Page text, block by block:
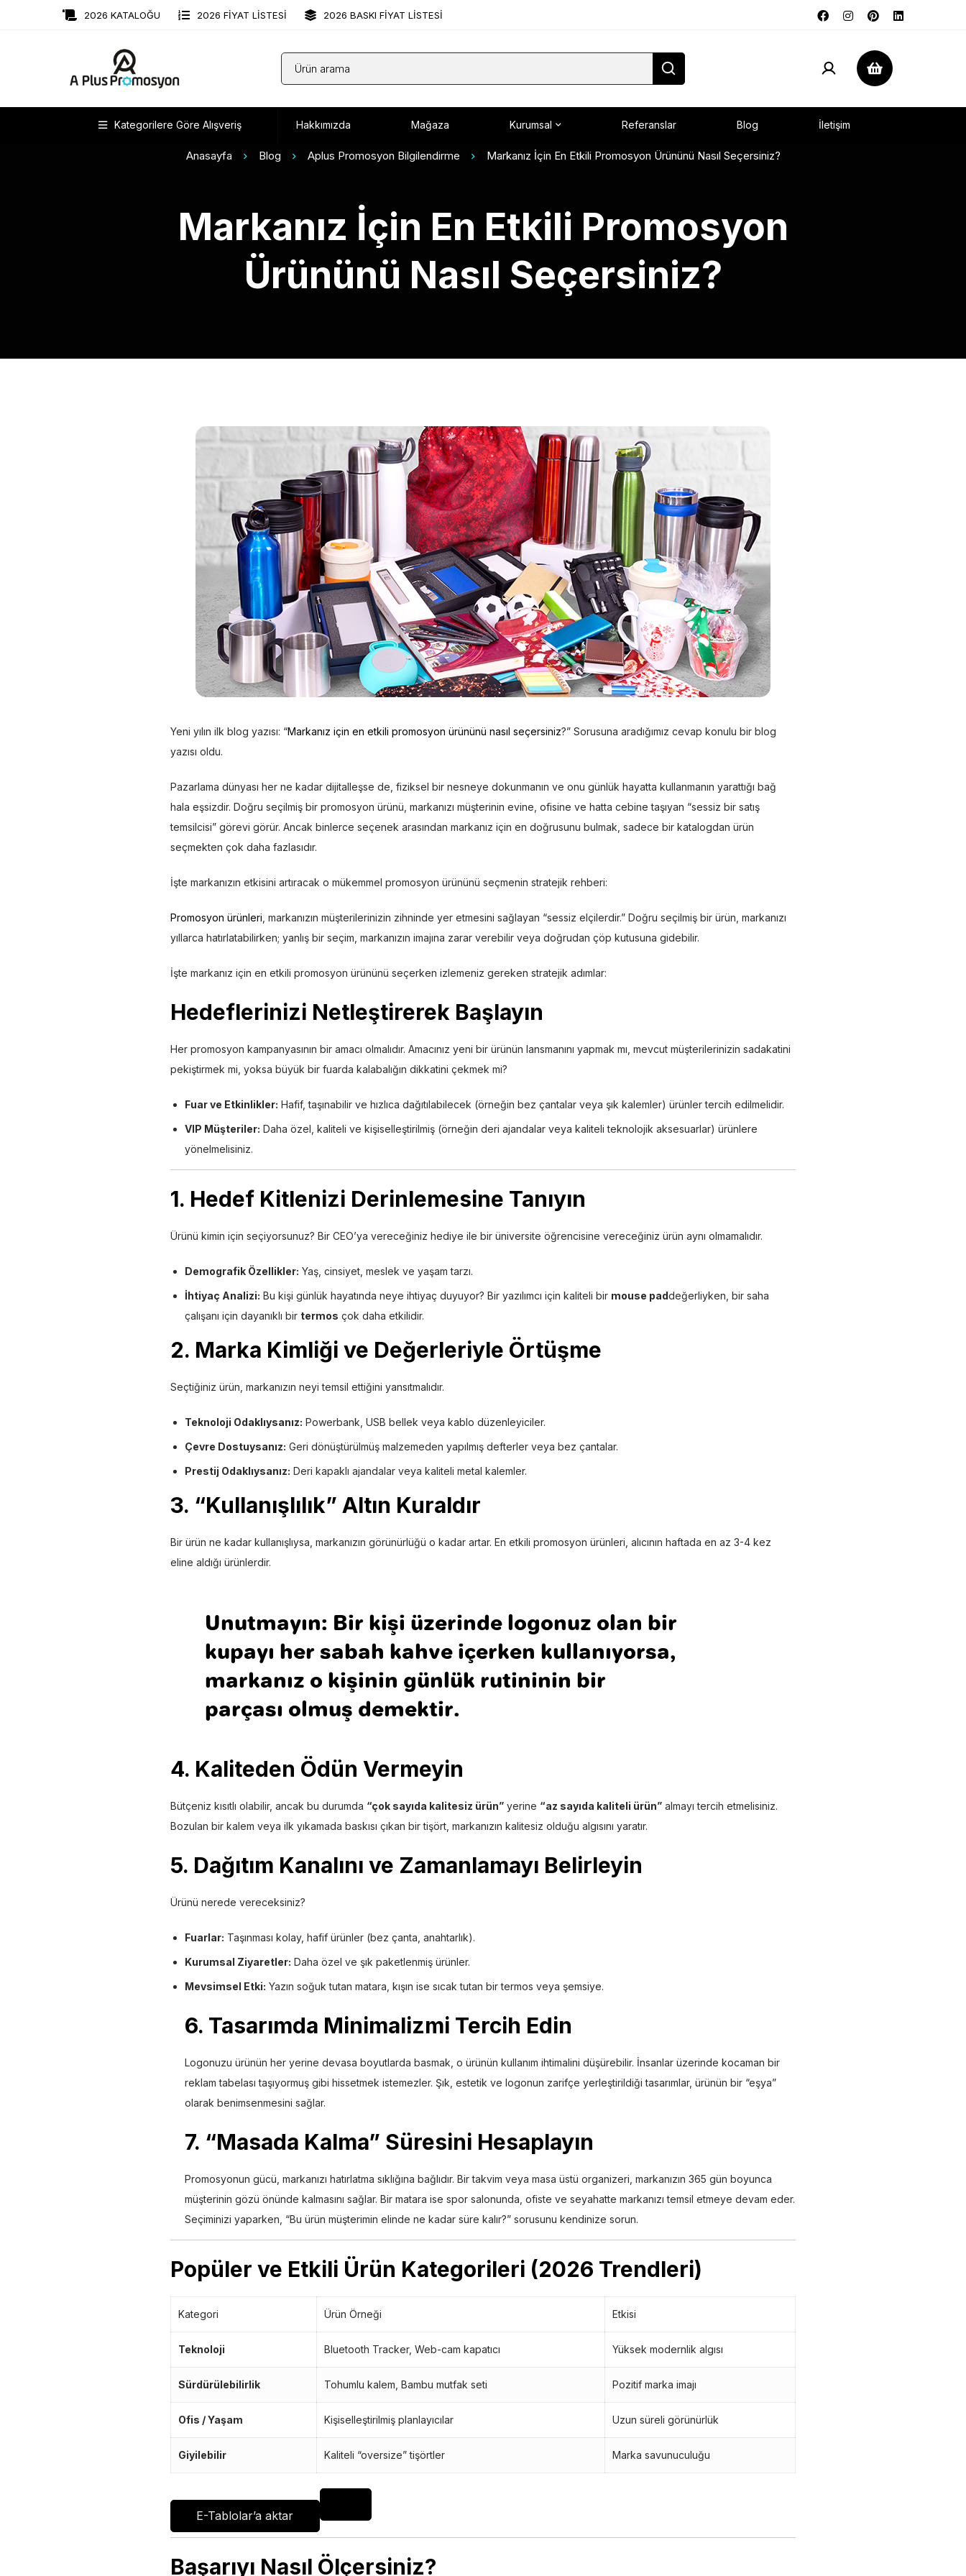
2026 KATALOĞU 2026 FİYAT LİSTESİ 2026 BASKI FİYAT LİSTESİ
Kategorilere Göre Alışveriş Hakkımızda Mağaza Kurumsal Referanslar Blog İletişim
Anasayfa Blog Aplus Promosyon Bilgilendirme Markanız İçin En Etkili Promosyon Ürününü Nasıl Seçersiniz?
Markanız İçin En Etkili Promosyon
Ürününü Nasıl Seçersiniz?
Yeni yılın ilk blog yazısı: “Markanız için en etkili promosyon ürününü nasıl seçersiniz?” Sorusuna aradığımız cevap konulu bir blog
yazısı oldu.
Pazarlama dünyası her ne kadar dijitalleşse de, fiziksel bir nesneye dokunmanın ve onu günlük hayatta kullanmanın yarattığı bağ
hala eşsizdir. Doğru seçilmiş bir promosyon ürünü, markanızı müşterinin evine, ofisine ve hatta cebine taşıyan “sessiz bir satış
temsilcisi” görevi görür. Ancak binlerce seçenek arasından markanız için en doğrusunu bulmak, sadece bir katalogdan ürün
seçmekten çok daha fazlasıdır.
İşte markanızın etkisini artıracak o mükemmel promosyon ürününü seçmenin stratejik rehberi:
Promosyon ürünleri , markanızın müşterilerinizin zihninde yer etmesini sağlayan “sessiz elçilerdir.” Doğru seçilmiş bir ürün, markanızı
yıllarca hatırlatabilirken; yanlış bir seçim, markanızın imajına zarar verebilir veya doğrudan çöp kutusuna gidebilir.
İşte markanız için en etkili promosyon ürününü seçerken izlemeniz gereken stratejik adımlar:
Hedeflerinizi Netleştirerek Başlayın
Her promosyon kampanyasının bir amacı olmalıdır. Amacınız yeni bir ürünün lansmanını yapmak mı, mevcut müşterilerinizin sadakatini
pekiştirmek mi, yoksa büyük bir fuarda kalabalığın dikkatini çekmek mi?
Fuar ve Etkinlikler: Hafif, taşınabilir ve hızlıca dağıtılabilecek (örneğin bez çantalar veya şık kalemler) ürünler tercih edilmelidir.
VIP Müşteriler: Daha özel, kaliteli ve kişiselleştirilmiş (örneğin deri ajandalar veya kaliteli teknolojik aksesuarlar) ürünlere
yönelmelisiniz.
1. Hedef Kitlenizi Derinlemesine Tanıyın
Ürünü kimin için seçiyorsunuz? Bir CEO’ya vereceğiniz hediye ile bir üniversite öğrencisine vereceğiniz ürün aynı olmamalıdır.
Demografik Özellikler: Yaş, cinsiyet, meslek ve yaşam tarzı.
İhtiyaç Analizi: Bu kişi günlük hayatında neye ihtiyaç duyuyor? Bir yazılımcı için kaliteli bir mouse paddeğerliyken, bir saha
çalışanı için dayanıklı bir termos çok daha etkilidir.
2. Marka Kimliği ve Değerleriyle Örtüşme
Seçtiğiniz ürün, markanızın neyi temsil ettiğini yansıtmalıdır.
Teknoloji Odaklıysanız: Powerbank, USB bellek veya kablo düzenleyiciler.
Çevre Dostuysanız: Geri dönüştürülmüş malzemeden yapılmış defterler veya bez çantalar.
Prestij Odaklıysanız: Deri kapaklı ajandalar veya kaliteli metal kalemler.
3. “Kullanışlılık” Altın Kuraldır
Bir ürün ne kadar kullanışlıysa, markanızın görünürlüğü o kadar artar. En etkili promosyon ürünleri, alıcının haftada en az 3-4 kez
eline aldığı ürünlerdir.
Unutmayın: Bir kişi üzerinde logonuz olan bir
kupayı her sabah kahve içerken kullanıyorsa,
markanız o kişinin günlük rutininin bir
parçası olmuş demektir.
4. Kaliteden Ödün Vermeyin
Bütçeniz kısıtlı olabilir, ancak bu durumda “çok sayıda kalitesiz ürün” yerine “az sayıda kaliteli ürün” almayı tercih etmelisiniz.
Bozulan bir kalem veya ilk yıkamada baskısı çıkan bir tişört, markanızın kalitesiz olduğu algısını yaratır.
5. Dağıtım Kanalını ve Zamanlamayı Belirleyin
Ürünü nerede vereceksiniz?
Fuarlar: Taşınması kolay, hafif ürünler (bez çanta, anahtarlık).
Kurumsal Ziyaretler: Daha özel ve şık paketlenmiş ürünler.
Mevsimsel Etki: Yazın soğuk tutan matara, kışın ise sıcak tutan bir termos veya şemsiye.
6. Tasarımda Minimalizmi Tercih Edin
Logonuzu ürünün her yerine devasa boyutlarda basmak, o ürünün kullanım ihtimalini düşürebilir. İnsanlar üzerinde kocaman bir
reklam tabelası taşıyormuş gibi hissetmek istemezler. Şık, estetik ve logonun zarifçe yerleştirildiği tasarımlar, ürünün bir “eşya”
olarak benimsenmesini sağlar.
7. “Masada Kalma” Süresini Hesaplayın
Promosyonun gücü, markanızı hatırlatma sıklığına bağlıdır. Bir takvim veya masa üstü organizeri, markanızın 365 gün boyunca
müşterinin gözü önünde kalmasını sağlar. Bir matara ise spor salonunda, ofiste ve seyahatte markanızı temsil etmeye devam eder.
Seçiminizi yaparken, “Bu ürün müşterimin elinde ne kadar süre kalır?” sorusunu kendinize sorun.
Popüler ve Etkili Ürün Kategorileri (2026 Trendleri)
Kategori Ürün Örneği Etkisi
Teknoloji Bluetooth Tracker, Web-cam kapatıcı Yüksek modernlik algısı
Sürdürülebilirlik Tohumlu kalem, Bambu mutfak seti Pozitif marka imajı
Ofis / Yaşam Kişiselleştirilmiş planlayıcılar Uzun süreli görünürlük
Giyilebilir Kaliteli “oversize” tişörtler Marka savunuculuğu
E-Tablolar’a aktar
Başarıyı Nasıl Ölçersiniz?